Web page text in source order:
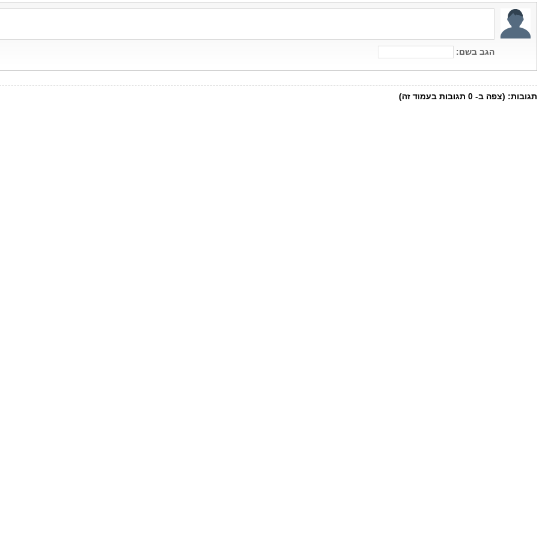
הגב בשם:
תגובות: (צפה ב- 0 תגובות בעמוד זה)